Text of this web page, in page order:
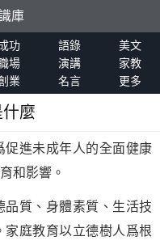
庫
功 語錄
美文
場 演講
家教
業 名言 更多
麼
促進未成年人的全面健康
和影響。
質、身體素質、生活技
庭教育以立德樹人爲根